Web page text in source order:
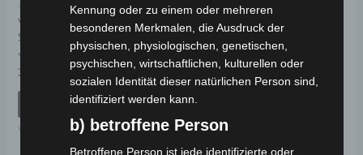
Kostenloser Versand
VS1 LINKER
SCHWINGENDECKEL
Bewertet
0
39,00
IN DEN WARENKORB
VS1
Kennung oder zu einem oder mehreren
besonderen Merkmalen, die Ausdruck der
physischen, physiologischen, genetischen,
psychischen, wirtschaftlichen, kulturellen oder
sozialen Identität dieser natürlichen Person sind,
identifiziert werden kann.
b) betroffene Person
Betroffene Person ist jede identifizierte oder